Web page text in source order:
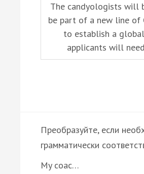
The candyologists will
be part of a new line of
to establish a
applicants will
Преобразуйте, если
грамматически
My coac…